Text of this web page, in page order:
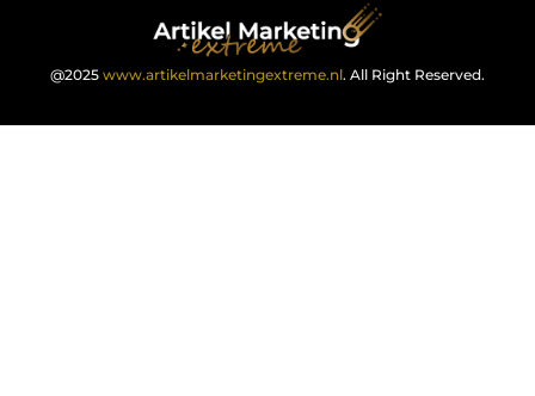
@2025 www.artikelmarketingextreme.nl. All Right Reserved.